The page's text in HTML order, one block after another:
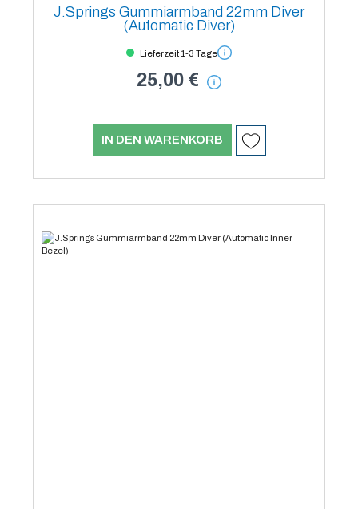
J.Springs Gummiarmband 22mm Diver
(Automatic Diver)
Lieferzeit 1-3 Tage
25,00 €
IN DEN WARENKORB